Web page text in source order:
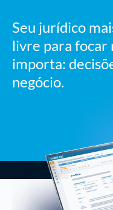
Seu jurídico
livre para focar
importa:
negócio.